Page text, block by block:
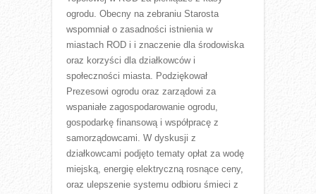
ogrodu. Obecny na zebraniu Starosta
wspomniał o zasadności istnienia w
miastach ROD i i znaczenie dla środowiska
oraz korzyści dla działkowców i
społeczności miasta. Podziękował
Prezesowi ogrodu oraz zarządowi za
wspaniałe zagospodarowanie ogrodu,
gospodarkę finansową i współpracę z
samorządowcami. W dyskusji z
działkowcami podjęto tematy opłat za wodę
miejską, energię elektryczną rosnące ceny,
oraz ulepszenie systemu odbioru śmieci z